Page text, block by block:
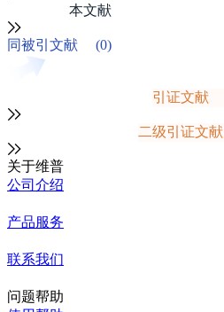
本文献
同被引文献 (0)
引证文献
二级引证文献
关于维普
公司介绍
产品服务
联系我们
问题帮助